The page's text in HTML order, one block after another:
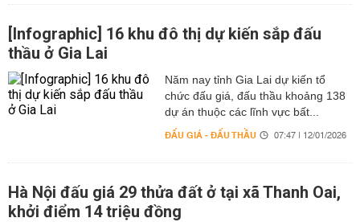
[Infographic] 16 khu đô thị dự kiến sắp đấu
thầu ở Gia Lai
Năm nay tỉnh Gia Lai dự kiến tổ
chức đấu giá, đấu thầu khoảng 138
dự án thuộc các lĩnh vực bất...
ĐẤU GIÁ - ĐẤU THẦU 07:47 | 12/01/2026
Hà Nội đấu giá 29 thửa đất ở tại xã Thanh Oai,
khởi điểm 14 triệu đồng